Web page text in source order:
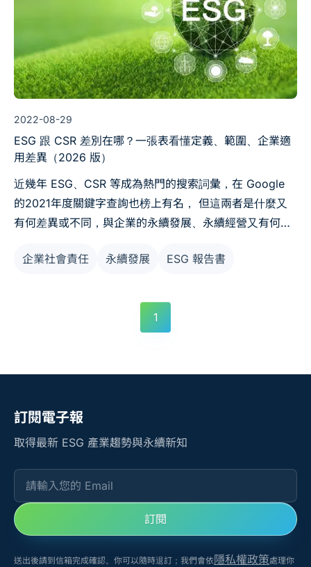
2022-08-29
ESG 跟 CSR 差別在哪？一張表看懂定義、範圍、企業適
用差異（2026 版）
近幾年 ESG、CSR 等成為熱門的搜索詞彙，在 Google
的2021年度關鍵字查詢也榜上有名， 但這兩者是什麼又
有何差異或不同，與企業的永續發展、永續經營又有何關
企業社會責任
永續發展 ESG 報告書
1
訂閱電子報
取得最新 ESG 產業趨勢與永續新知
請輸入您的 Email
訂閱
送出後請到信箱完成確認。你可以隨時退訂；我們會依隱私權政策處理你